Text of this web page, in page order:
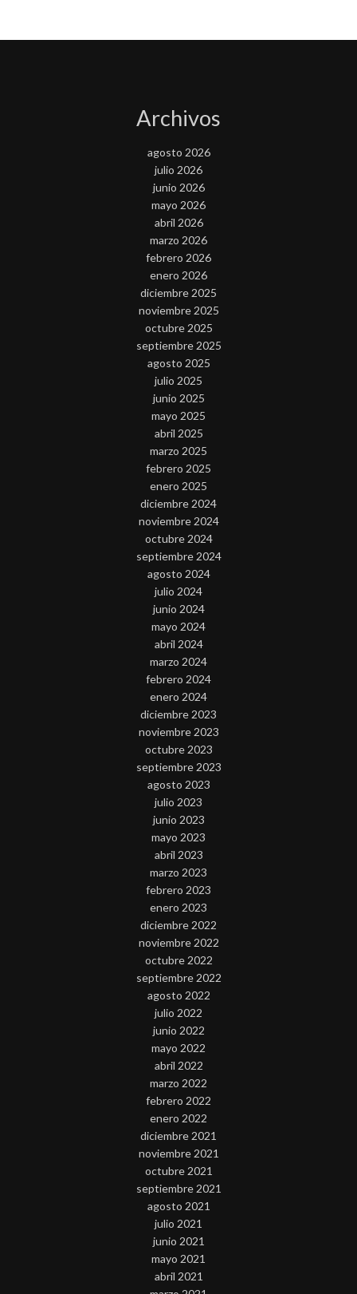
Archivos
agosto 2026
julio 2026
junio 2026
mayo 2026
abril 2026
marzo 2026
febrero 2026
enero 2026
diciembre 2025
noviembre 2025
octubre 2025
septiembre 2025
agosto 2025
julio 2025
junio 2025
mayo 2025
abril 2025
marzo 2025
febrero 2025
enero 2025
diciembre 2024
noviembre 2024
octubre 2024
septiembre 2024
agosto 2024
julio 2024
junio 2024
mayo 2024
abril 2024
marzo 2024
febrero 2024
enero 2024
diciembre 2023
noviembre 2023
octubre 2023
septiembre 2023
agosto 2023
julio 2023
junio 2023
mayo 2023
abril 2023
marzo 2023
febrero 2023
enero 2023
diciembre 2022
noviembre 2022
octubre 2022
septiembre 2022
agosto 2022
julio 2022
junio 2022
mayo 2022
abril 2022
marzo 2022
febrero 2022
enero 2022
diciembre 2021
noviembre 2021
octubre 2021
septiembre 2021
agosto 2021
julio 2021
junio 2021
mayo 2021
abril 2021